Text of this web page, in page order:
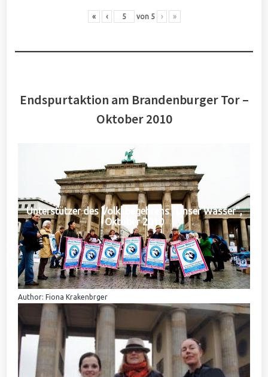
« ‹ von 5 › »
Endspurtaktion am Brandenburger Tor –
Oktober 2010
Unterstützer des Volksbegehrens "Unser Wasser",
Oktober 2010
Author: Fiona Krakenbrger